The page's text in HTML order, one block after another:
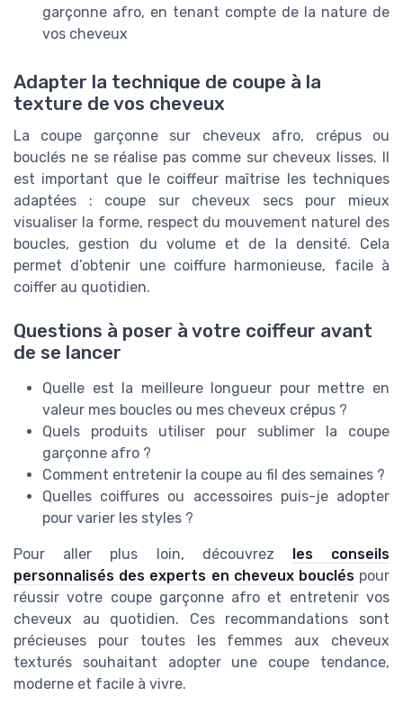
garçonne afro, en tenant compte de la nature de
vos cheveux
Adapter la technique de coupe à la
texture de vos cheveux
La coupe garçonne sur cheveux afro, crépus ou
bouclés ne se réalise pas comme sur cheveux lisses. Il
est important que le coiffeur maîtrise les techniques
adaptées : coupe sur cheveux secs pour mieux
visualiser la forme, respect du mouvement naturel des
boucles, gestion du volume et de la densité. Cela
permet d’obtenir une coiffure harmonieuse, facile à
coiffer au quotidien.
Questions à poser à votre coiffeur avant
de se lancer
Quelle est la meilleure longueur pour mettre en
valeur mes boucles ou mes cheveux crépus ?
Quels produits utiliser pour sublimer la coupe
garçonne afro ?
Comment entretenir la coupe au fil des semaines ?
Quelles coiffures ou accessoires puis-je adopter
pour varier les styles ?
Pour aller plus loin, découvrez les conseils
personnalisés des experts en cheveux boucléspour
réussir votre coupe garçonne afro et entretenir vos
cheveux au quotidien. Ces recommandations sont
précieuses pour toutes les femmes aux cheveux
texturés souhaitant adopter une coupe tendance,
moderne et facile à vivre.